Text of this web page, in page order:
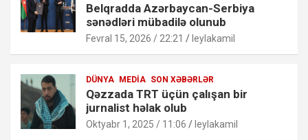
Belqradda Azərbaycan-Serbiya
sənədləri mübadilə olunub
Fevral 15, 2026 / 22:21 leylakamil
DÜNYA MEDIA SON XƏBƏRLƏR
Qəzzada TRT üçün çalışan bir
jurnalist həlak olub
Oktyabr 1, 2025 / 11:06 leylakamil